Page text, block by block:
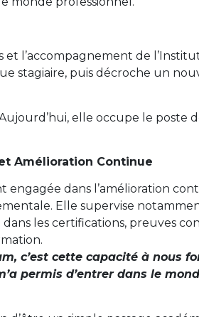
et l’accompagnement de
stagiaire, puis décroche un
elle occupe le poste
Amélioration Continue
engagée dans l’amélioration
Elle supervise
les certifications, preuves
c’est cette capacité à nous
permis d’entrer dans le